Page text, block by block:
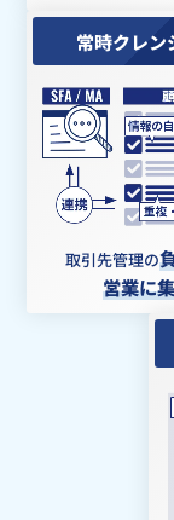
常時クレン
取引先管理の
営業に